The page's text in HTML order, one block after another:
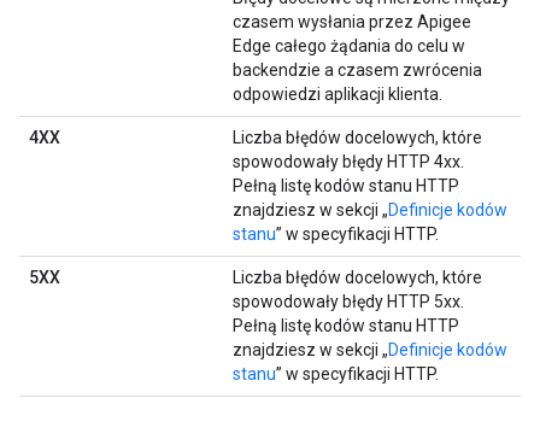
czasem wysłania przez Apigee
Edge całego żądania do celu w
backendzie a czasem zwrócenia
odpowiedzi aplikacji klienta.
4XX
Liczba błędów docelowych, które
spowodowały błędy HTTP 4xx.
Pełną listę kodów stanu HTTP
znajdziesz w sekcji „Definicje kodów
stanu” w specyfikacji HTTP.
5XX
Liczba błędów docelowych, które
spowodowały błędy HTTP 5xx.
Pełną listę kodów stanu HTTP
znajdziesz w sekcji „Definicje kodów
stanu” w specyfikacji HTTP.